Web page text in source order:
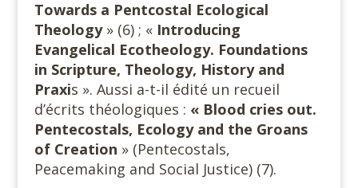
Towards a Pentcostal Ecological
Theology » (6) ; « Introducing
Evangelical Ecotheology. Foundations
in Scripture, Theology, History and
Praxis ». Aussi a-t-il édité un recueil
d’écrits théologiques : « Blood cries out.
Pentecostals, Ecology and the Groans
of Creation » (Pentecostals,
Peacemaking and Social Justice) (7).